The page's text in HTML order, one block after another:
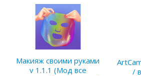
Макияж своими руками
v 1.1.1 (Мод все
/